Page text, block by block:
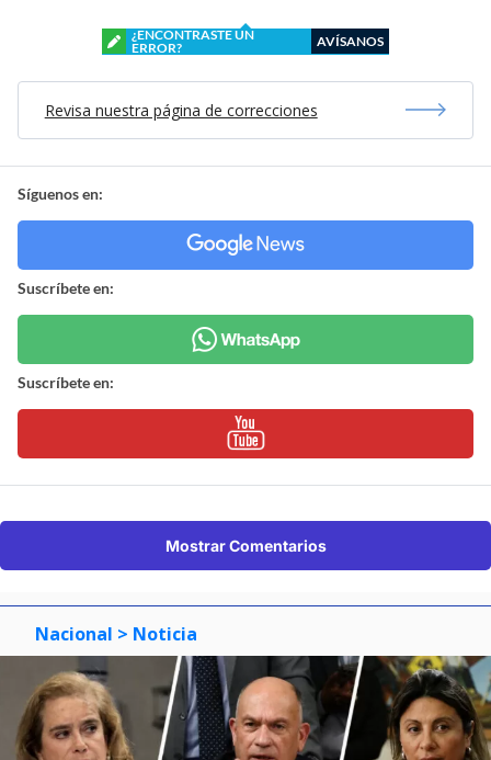
¿ENCONTRASTE UN
ERROR?
AVÍSANOS
Revisa nuestra página de correcciones
Síguenos en:
Suscríbete en:
Suscríbete en:
Mostrar Comentarios
Nacional > Noticia